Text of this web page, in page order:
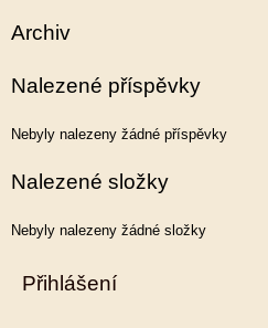
Archiv
Nalezené příspěvky
Nebyly nalezeny žádné příspěvky
Nalezené složky
Nebyly nalezeny žádné složky
Přihlášení